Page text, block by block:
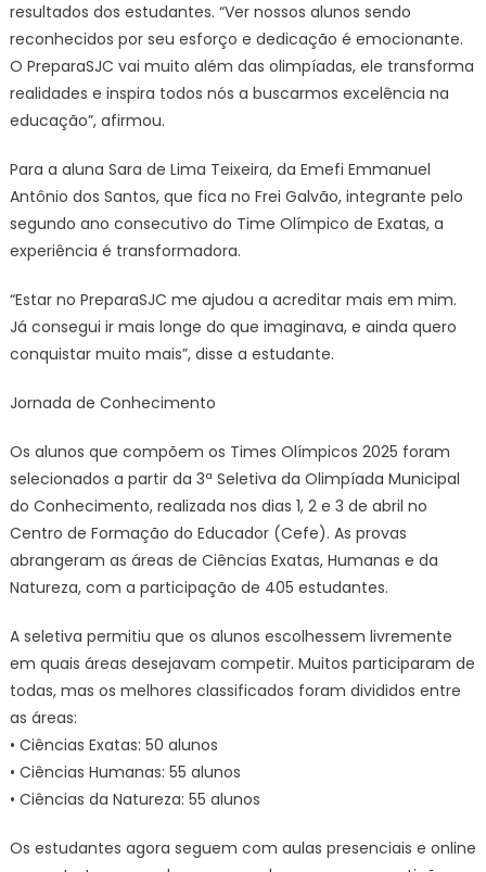
resultados dos estudantes. “Ver nossos alunos sendo
reconhecidos por seu esforço e dedicação é emocionante.
O PreparaSJC vai muito além das olimpíadas, ele transforma
realidades e inspira todos nós a buscarmos excelência na
educação”, afirmou.
Para a aluna Sara de Lima Teixeira, da Emefi Emmanuel
Antônio dos Santos, que fica no Frei Galvão, integrante pelo
segundo ano consecutivo do Time Olímpico de Exatas, a
experiência é transformadora.
“Estar no PreparaSJC me ajudou a acreditar mais em mim.
Já consegui ir mais longe do que imaginava, e ainda quero
conquistar muito mais”, disse a estudante.
Jornada de Conhecimento
Os alunos que compõem os Times Olímpicos 2025 foram
selecionados a partir da 3ª Seletiva da Olimpíada Municipal
do Conhecimento, realizada nos dias 1, 2 e 3 de abril no
Centro de Formação do Educador (Cefe). As provas
abrangeram as áreas de Ciências Exatas, Humanas e da
Natureza, com a participação de 405 estudantes.
A seletiva permitiu que os alunos escolhessem livremente
em quais áreas desejavam competir. Muitos participaram de
todas, mas os melhores classificados foram divididos entre
as áreas:
• Ciências Exatas: 50 alunos
• Ciências Humanas: 55 alunos
• Ciências da Natureza: 55 alunos
Os estudantes agora seguem com aulas presenciais e online